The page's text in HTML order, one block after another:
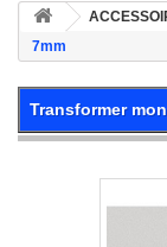
7mm
Transformer